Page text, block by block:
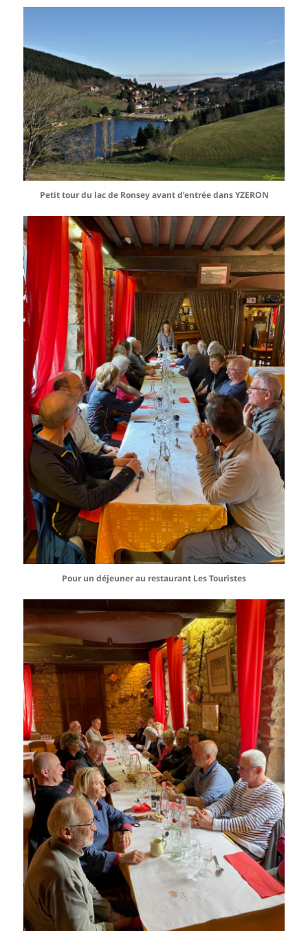
Petit tour du lac de Ronsey avant d’entrée dans YZERON
Pour un déjeuner au restaurant Les Touristes